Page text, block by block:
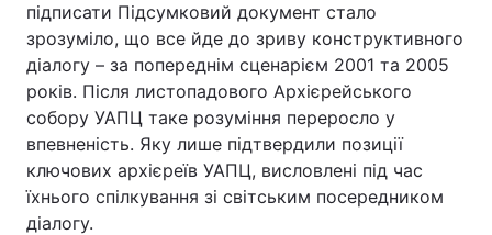
підписати Підсумковий документ стало
зрозуміло, що все йде до зриву конструктивного
діалогу – за попереднім сценарієм 2001 та 2005
років. Після листопадового Архієрейського
собору УАПЦ таке розуміння переросло у
впевненість. Яку лише підтвердили позиції
ключових архієреїв УАПЦ, висловлені під час
їхнього спілкування зі світським посередником
діалогу.